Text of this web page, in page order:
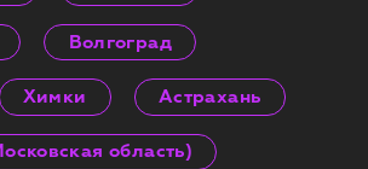
Волгоград
Химки Астрахань
область)